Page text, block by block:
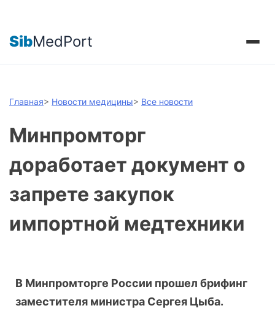
SibMedPort
Главная> Новости медицины> Все новости
Минпромторг
доработает документ о
запрете закупок
импортной медтехники
В Минпромторге России прошел брифинг
заместителя министра Сергея Цыба.